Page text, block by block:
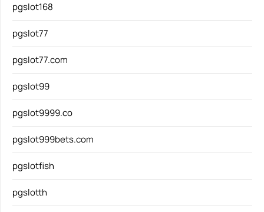
pgslot168
pgslot77
pgslot77.com
pgslot99
pgslot9999.co
pgslot999bets.com
pgslotfish
pgslotth